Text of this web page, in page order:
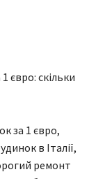
євро: скільки